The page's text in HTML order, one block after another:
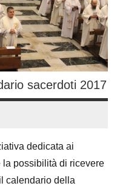
sacerdoti 2017
dedicata ai
possibilità di ricevere
calendario della